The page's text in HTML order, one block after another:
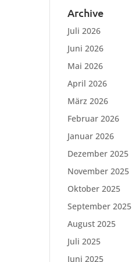
Archive
Juli 2026
Juni 2026
Mai 2026
April 2026
März 2026
Februar 2026
Januar 2026
Dezember 2025
November 2025
Oktober 2025
September 2025
August 2025
Juli 2025
Juni 2025